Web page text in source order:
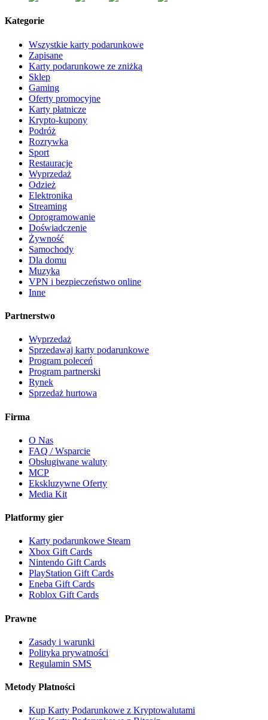
Kategorie
Wszystkie karty podarunkowe
Zapisane
Karty podarunkowe ze zniżką
Sklep
Gaming
Oferty promocyjne
Karty płatnicze
Krypto-kupony
Podróż
Rozrywka
Sport
Restauracje
Wyprzedaż
Odzież
Elektronika
Streaming
Oprogramowanie
Doświadczenie
Żywność
Samochody
Dla domu
Muzyka
VPN i bezpieczeństwo online
Inne
Partnerstwo
Wyprzedaż
Sprzedawaj karty podarunkowe
Program poleceń
Program partnerski
Rynek
Sprzedaż hurtowa
Firma
O Nas
FAQ / Wsparcie
Obsługiwane waluty
MCP
Ekskluzywne Oferty
Media Kit
Platformy gier
Karty podarunkowe Steam
Xbox Gift Cards
Nintendo Gift Cards
PlayStation Gift Cards
Eneba Gift Cards
Roblox Gift Cards
Prawne
Zasady i warunki
Polityka prywatności
Regulamin SMS
Metody Płatności
Kup Karty Podarunkowe z Kryptowalutami